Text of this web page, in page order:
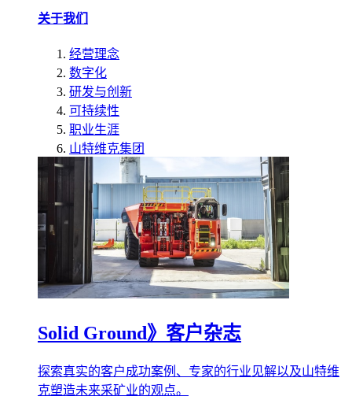
关于我们
经营理念
数字化
研发与创新
可持续性
职业生涯
山特维克集团
Solid Ground》客户杂志
探索真实的客户成功案例、专家的行业见解以及山特维
克塑造未来采矿业的观点。